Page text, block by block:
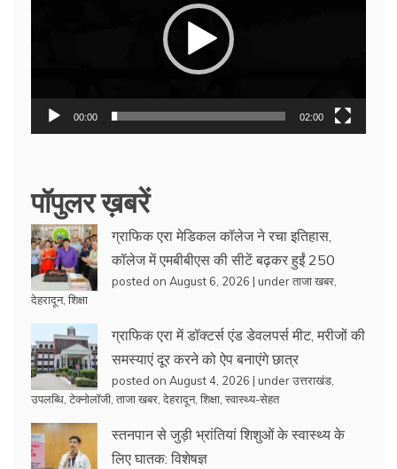
00:00 02:00
पॉपुलर ख़बरें
ग्राफिक एरा मेडिकल कॉलेज ने रचा इतिहास,
कॉलेज में एमबीबीएस की सीटें बढ़कर हुईं 250
posted on August 6, 2026 | underताजा खबर
देहरादून, शिक्षा
ग्राफिक एरा में डॉक्टर्स एंड डेवलपर्स मीट, मरीजों की
समस्याएं दूर करने को ऐप बनाएंगे छात्र
posted on August 4, 2026 | underउत्तराखंड
उपलब्धि टेक्नोलॉजी ताजा खबर देहरादून, शिक्षा स्वास्थ्य-सेहत
स्तनपान से जुड़ी भ्रांतियां शिशुओं के स्वास्थ्य के
लिए घातक: विशेषज्ञ